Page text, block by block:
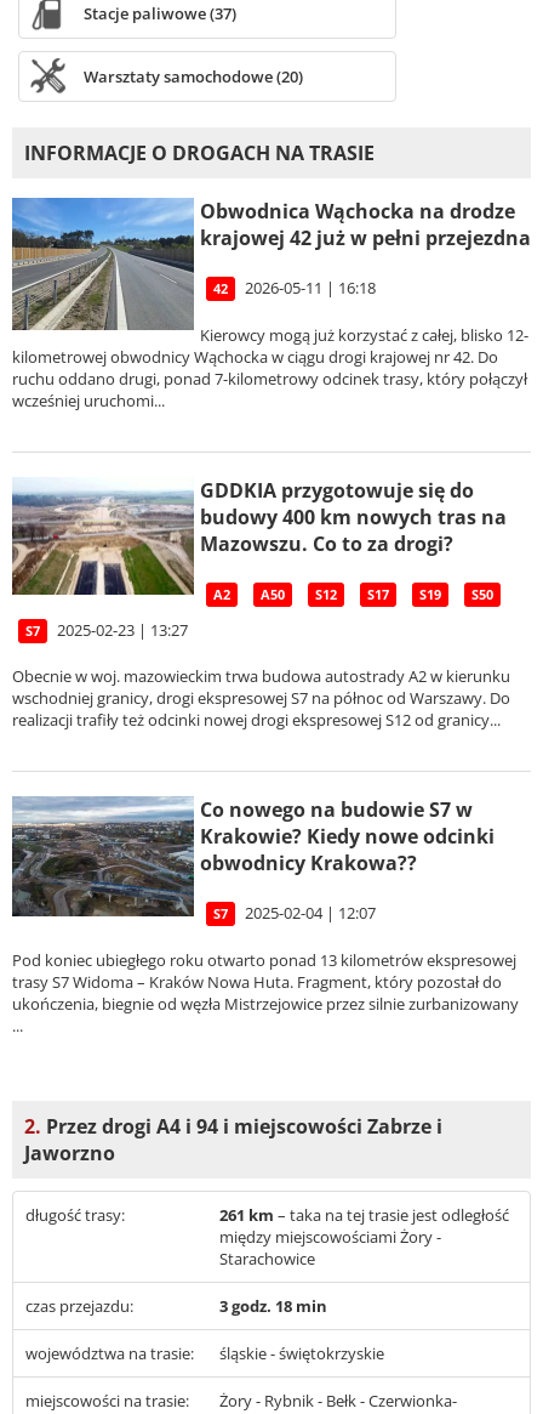
Stacje paliwowe (37)
Warsztaty samochodowe (20)
INFORMACJE O DROGACH NA TRASIE
Obwodnica Wąchocka na drodze
krajowej 42 już w pełni przejezdna
42 2026-05-11 | 16:18
Kierowcy mogą już korzystać z całej, blisko 12-
kilometrowej obwodnicy Wąchocka w ciągu drogi krajowej nr 42. Do
ruchu oddano drugi, ponad 7-kilometrowy odcinek trasy, który połączył
wcześniej uruchomi...
GDDKIA przygotowuje się do
budowy 400 km nowych tras na
Mazowszu. Co to za drogi?
A2 A50 S12 S17 S19 S50
S7 2025-02-23 | 13:27
Obecnie w woj. mazowieckim trwa budowa autostrady A2 w kierunku
wschodniej granicy, drogi ekspresowej S7 na północ od Warszawy. Do
realizacji trafiły też odcinki nowej drogi ekspresowej S12 od granicy...
Co nowego na budowie S7 w
Krakowie? Kiedy nowe odcinki
obwodnicy Krakowa??
S7 2025-02-04 | 12:07
Pod koniec ubiegłego roku otwarto ponad 13 kilometrów ekspresowej
trasy S7 Widoma – Kraków Nowa Huta. Fragment, który pozostał do
ukończenia, biegnie od węzła Mistrzejowice przez silnie zurbanizowany
...
2. Przez drogi A4 i 94 i miejscowości Zabrze i
Jaworzno
długość trasy: 261 km – taka na tej trasie jest odległość
między miejscowościami Żory -
Starachowice
czas przejazdu: 3 godz. 18 min
województwa na trasie: śląskie - świętokrzyskie
miejscowości na trasie:
Żory - Rybnik - Bełk - Czerwionka-